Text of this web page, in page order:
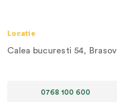
Locatie
Calea bucuresti 54, Brasov
0768 100 600